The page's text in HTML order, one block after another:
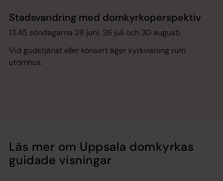
Stadsvandring med domkyrkoperspektiv
13.45 söndagarna 28 juni, 26 juli och 30 augusti
Vid gudstjänst eller konsert äger kyrkvisning rum
utomhus.
Läs mer om Uppsala domkyrkas
guidade visningar